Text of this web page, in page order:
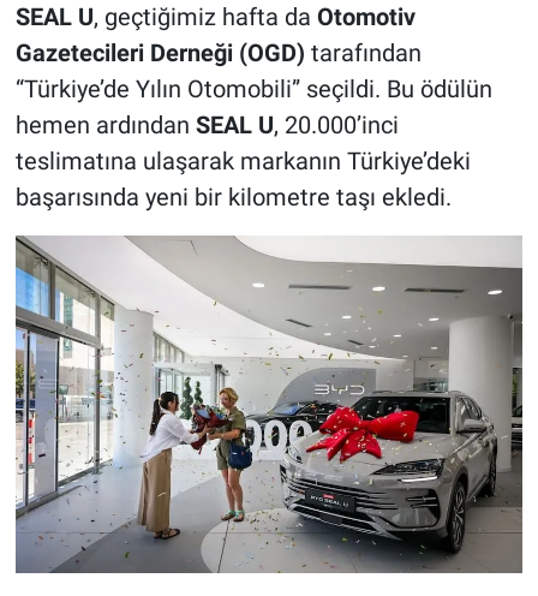
SEAL U, geçtiğimiz hafta da Otomotiv
Gazetecileri Derneği (OGD) tarafından
“Türkiye’de Yılın Otomobili” seçildi. Bu ödülün
hemen ardından SEAL U, 20.000’inci
teslimatına ulaşarak markanın Türkiye’deki
başarısında yeni bir kilometre taşı ekledi.